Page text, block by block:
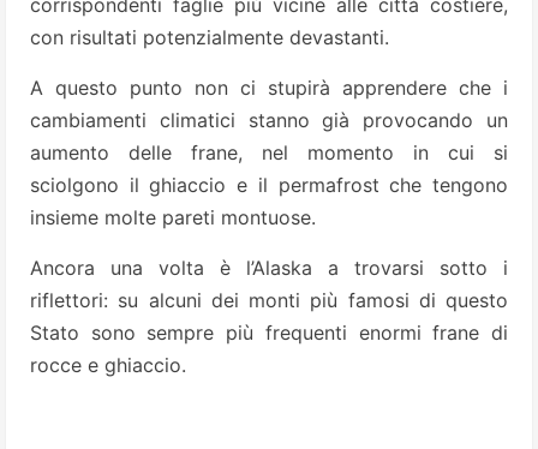
corrispondenti faglie più vicine alle città costiere,
con risultati potenzialmente devastanti.
A questo punto non ci stupirà apprendere che i
cambiamenti climatici stanno già provocando un
aumento delle frane, nel momento in cui si
sciolgono il ghiaccio e il permafrost che tengono
insieme molte pareti montuose.
Ancora una volta è l’Alaska a trovarsi sotto i
riflettori: su alcuni dei monti più famosi di questo
Stato sono sempre più frequenti enormi frane di
rocce e ghiaccio.